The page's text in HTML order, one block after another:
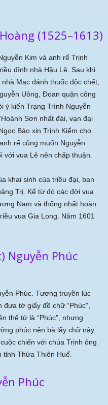
(1525–1613)
Kim và anh rể Trịnh
đình nhà Hậu Lê. Sau khi
Mạc đánh thuốc độc chết,
Uông, Đoan quận công
ý kiến Trạng Trình Nguyễn
Sơn nhất đái, vạn đại
Bảo xin Trịnh Kiểm cho
rể cũng muốn Nguyễn
với vua Lê nên chấp thuận.
khai sinh của triều đại, ban
Trị. Kể từ đó các đời vua
Nam và thống nhất hoàn
vua Gia Long. Năm 1601
Nguyễn Phúc
Phúc. Tương truyền lúc
tờ giấy đề chữ “Phúc”,
thế tử là “Phúc”, nhưng
phúc nên bà lấy chữ này
chiến với chúa Trịnh ông
tỉnh Thừa Thiên Huế.
Phúc